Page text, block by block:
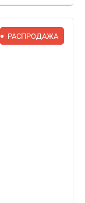
РАСПРОДАЖА